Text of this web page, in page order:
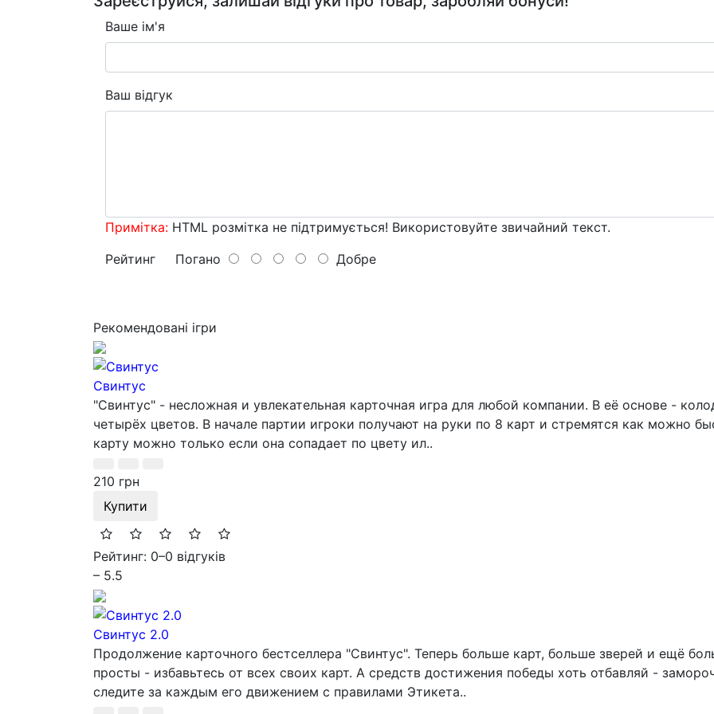
Ваше ім'я
Ваш відгук
Примітка: HTML розмітка не підтримується! Використовуйте звичайний текст.
Рейтинг Погано Добре
Рекомендовані ігри
Свинтус
"Свинтус" - несложная и увлекательная карточная игра для любой компании. В её основе -
четырёх цветов. В начале партии игроки получают на руки по 8 карт и стремятся как можно
карту можно только если она сопадает по цвету ил..
210 грн
Купити
Рейтинг: 0–0 відгуків
– 5.5
Свинтус 2.0
Продолжение карточного бестселлера "Свинтус". Теперь больше карт, больше зверей и ещё
просты - избавьтесь от всех своих карт. А средств достижения победы хоть отбавляй -
следите за каждым его движением с правилами Этикета..